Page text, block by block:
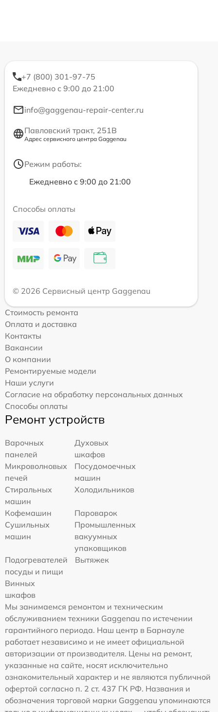
+7 (800) 301-97-75
Ежедневно с 9:00 до 21:00
info@gaggenau-repair-center.ru
Павловский тракт, 251В
Адрес сервисного центра Gaggenau
Режим работы:
Ежедневно с 9:00 до 21:00
Способы оплаты
© 2026 Сервисный центр Gaggenau
Стоимость ремонта
Оплата и доставка
Контакты
Вакансии
О компании
Ремонтируемые модели
Наши услуги
Согласие на обработку персональных данных
Способы оплаты
Ремонт устройств
Варочных
панелей
Духовых
шкафов
Микроволновых
печей
Посудомоечных
машин
Стиральных
машин
Холодильников
Кофемашин
Пароварок
Сушильных
машин
Промышленных
вакуумных
упаковщиков
Подогревателей
посуды и пищи
Вытяжек
Винных
шкафов
Мы занимаемся ремонтом и техническим
обслуживанием техники Gaggenau по истечении
гарантийного периода. Наш центр в Барнауле
работает независимо и не имеет официальной
авторизации от производителя. Цены на ремонт,
указанные на сайте, носят исключительно
ознакомительный характер и не являются публичной
офертой согласно п. 2 ст. 437 ГК РФ. Названия и
обозначения торговой марки Gaggenau упоминаются